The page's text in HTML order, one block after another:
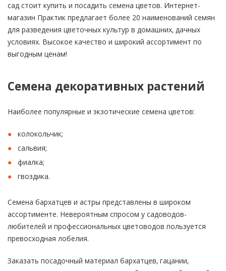
сад стоит купить и посадить семена цветов. Интернет-
магазин Практик предлагает более 20 наименований семян
для разведения цветочных культур в домашних, дачных
условиях. Высокое качество и широкий ассортимент по
выгодным ценам!
Семена декоративных растений
Наиболее популярные и экзотические семена цветов:
колокольчик;
сальвия;
фиалка;
гвоздика.
Семена бархатцев и астры представлены в широком
ассортименте. Невероятным спросом у садоводов-
любителей и профессиональных цветоводов пользуется
превосходная лобелия.
Заказать посадочный материал бархатцев, гацании,